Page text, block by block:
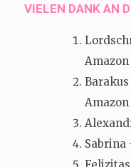
VIELEN DANK AN
Sabrina